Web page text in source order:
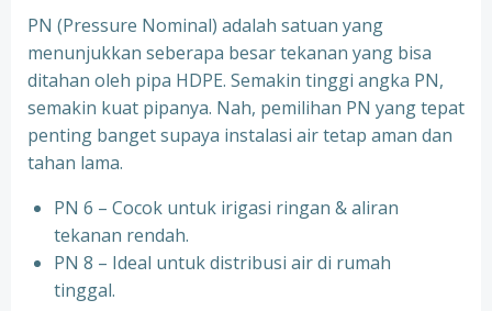
PN (Pressure Nominal) adalah satuan yang
menunjukkan seberapa besar tekanan yang bisa
ditahan oleh pipa HDPE. Semakin tinggi angka PN,
semakin kuat pipanya. Nah, pemilihan PN yang tepat
penting banget supaya instalasi air tetap aman dan
tahan lama.
PN 6 – Cocok untuk irigasi ringan & aliran
tekanan rendah.
PN 8 – Ideal untuk distribusi air di rumah
tinggal.